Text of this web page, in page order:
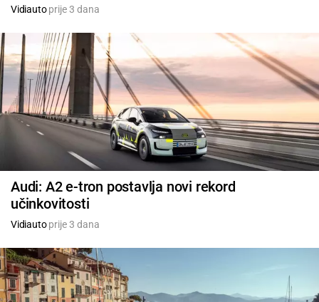
Vidiautoprije 3 dana
Audi: A2 e-tron postavlja novi rekord
učinkovitosti
Vidiautoprije 3 dana